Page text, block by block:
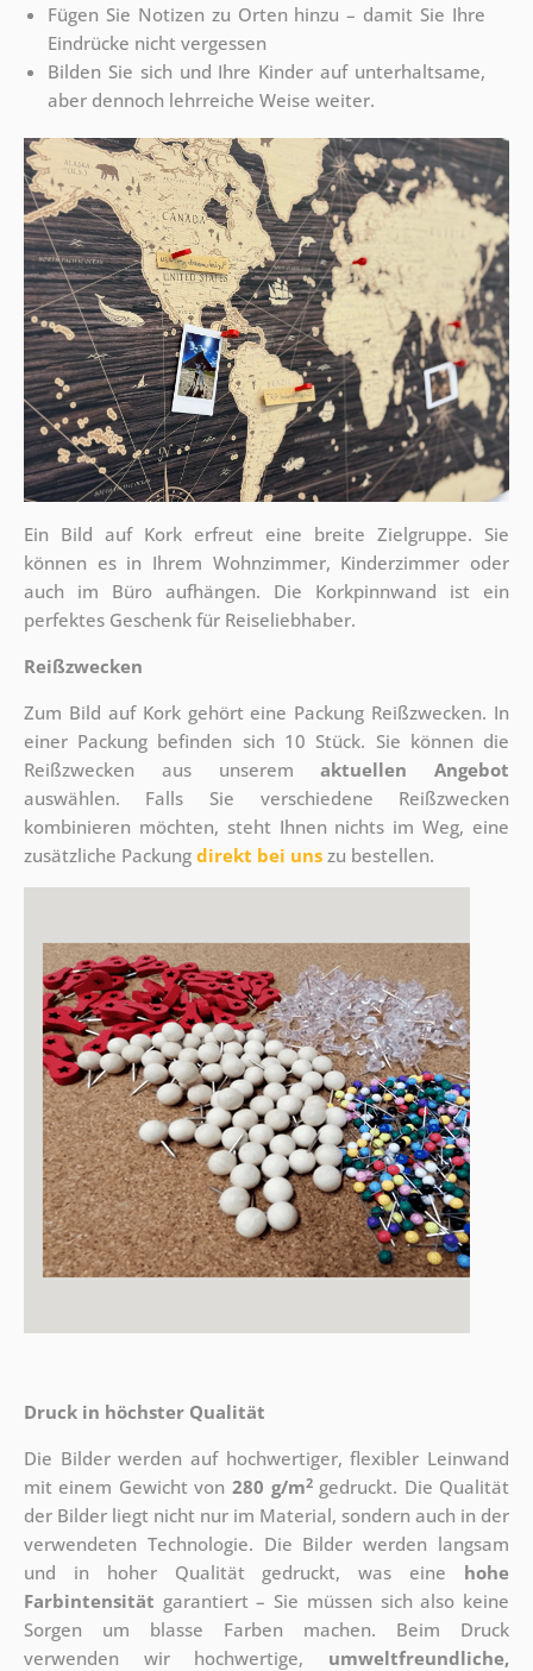
Fügen Sie Notizen zu Orten hinzu – damit Sie Ihre
Eindrücke nicht vergessen
Bilden Sie sich und Ihre Kinder auf unterhaltsame,
aber dennoch lehrreiche Weise weiter.
Ein Bild auf Kork erfreut eine breite Zielgruppe. Sie
können es in Ihrem Wohnzimmer, Kinderzimmer oder
auch im Büro aufhängen. Die Korkpinnwand ist ein
perfektes Geschenk für Reiseliebhaber.
Reißzwecken
Zum Bild auf Kork gehört eine Packung Reißzwecken. In
einer Packung befinden sich 10 Stück. Sie können die
Reißzwecken aus unseremaktuellen Angebot
auswählen. Falls Sie verschiedene Reißzwecken
kombinieren möchten, steht Ihnen nichts im Weg, eine
zusätzliche Packung direkt bei unszu bestellen.
Druck in höchster Qualität
Die Bilder werden auf hochwertiger, flexibler Leinwand
mit einem Gewicht von 280 g/m2gedruckt. Die Qualität
der Bilder liegt nicht nur im Material, sondern auch in der
verwendeten Technologie. Die Bilder werden langsam
und in hoher Qualität gedruckt, was eine hohe
Farbintensität garantiert – Sie müssen sich also keine
Sorgen um blasse Farben machen. Beim Druck
verwenden wir hochwertige, umweltfreundliche,